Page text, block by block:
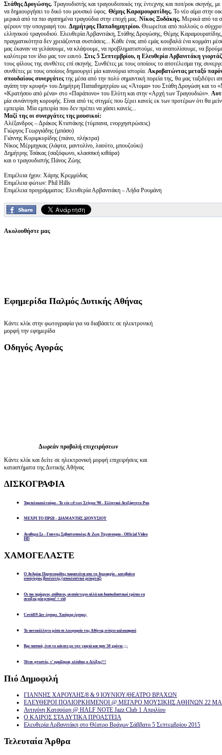
Στάθης Δρογώσης. Τραγουδιστής και τραγουδοποιός της έντεχνης και ποπ/ροκ σκηνής,
να δημιουργήσει το δικό του μουσικό ύφος. Θέμης Καραμουρατίδης. Το νέο αίμα στην
μερικά από τα πιο αγαπημένα τραγούδια στην εποχή μας. Νίκος Ξυδάκης. Μερικά από τα
φέρουν την υπογραφή του. Δημήτρης Παπαδημητρίου. Θεωρείται από πολλούς ο
ελληνικού τραγουδιού. Ελευθερία Αρβανιτάκη, Στάθης Δρογώσης, Θέμης
πραγματικότητα δεν χρειάζονται συστάσεις... Κάθε ένας από εμάς κουβαλά ένα κομμάτι
μας έκαναν να γελάσουμε, να κλάψουμε, να προβληματιστούμε, να αναπολίσουμε, να
καλύτερα τον ίδιο μας τον εαυτό. Στις 5 Σεπτεμβρίου, η Ελευθερία Αρβανιτάκη
τους φίλους της συνθέτες επί σκηνής. Συνθέτες με τους οποίους το αποτέλεσμα της
συνθέτες με τους οποίους δημιουργεί μία καινούρια ιστορία. Ακροβατώντας μεταξύ
σπουδαίους συνεργάτες της μέσα από την πολύ σημαντική πορεία της, θα μας
αγάπη την κρυφή» του Δημήτρη Παπαδημητρίου ως «Άτομα» του Στάθη Δρογώση και το
«Κρατήσου από μένα» στο «Παράπονο» του Ελύτη και στην «Αρχή των Τραγουδιών».
μία συνάντηση κορυφής. Είναι από τις στιγμές που ξέρει κανείς εκ των προτέρων ότι θα
εμπειρία. Μία εμπειρία που δεν πρέπει να χάσει κανείς...
Μαζί της οι συνεργάτες της μουσικοί:
Αλέξανδρος – Δράκος Κτιστάκης (τύμπανα, ενορχηστρώσεις)
Γιώργος Γεωργιάδης (μπάσο)
Γιάννης Κυριμκυρίδης (πιάνο, πλήκτρα)
Νίκος Μέρμηγκας (λάφτα, μαντολίνο, λαούτο, μπουζούκι)
Δημήτρης Τσάκας (σαξόφωνο, κλασσική κιθάρα)
και ο τραγουδιστής Πάνος Ζώης
Επιμέλεια ήχου: Χάρης Κρεμμύδας
Επιμέλεια φώτων: Phil Hills
Επιμέλεια προγράμματος: Ελευθερία Αρβανιτάκη – Λήδα Ρουμάνη
Ακολουθήστε μας
Εφημερίδα Παλμός Δυτικής Αθήνας
Κάντε κλίκ στην φωτογραφία για να διαβάσετε σε ηλεκτρονική
μορφή την εφημερίδα
Οδηγός Αγοράς
Δωρεάν προβολή επιχειρήσεων
Κάντε κλίκ και δείτε σε ηλεκτρονική μορφή επιχειρήσεις και
καταστήματα της Δυτικής Αθήνας
ΔΙΣΚΟΓΡΑΦΙΑ
Ταμπελοκουλτούρα - Το νέο cd των Στίγμα '90 - Ελληνικό Ανεξάρτητο Ροκ
ΜΕΧΡΙ ΤΟ ΠΡΩΙ - ΔΙΑΜΑΝΤΗΣ ΔΙΟΝΥΣΙΟΥ
Αναθεμα Σε - Γιαννης Σεβαστοπουλος & Ζωη Τηγανουρια - Official Video
HD
ΧΑΜΟΓΕΛΑΣΤΕ
Ο Ανδρέας Παχατουρίδης παραιτείται απο τη δημαρχία - κατεβαίνει
υποψήφιος βουλευτής (αποκλειστικό ρεπορτάζ)
Οι πιο περίεργοι, απίθανοι, αναπάντεχοι αλλά και διασκεδαστικοί τρόποι να
ανοίξεις μία μπύρα! + vid
Covid19 Δεν έχουμε. Χιούμορ έχουμε;
Το αυτοκόλλητο μέσα σε λεωφορείο της Αθήνας ενόψει καλοκαιριού
Βρε παππού, έτσι το κάνατε με την γιαγιά και πριν 50 χρόνια ;;;
Ήταν φτυστός, τ’ ορκίζομαι, ολόιδιος ο Αλέξης!!!
Πιό Δημοφιλή
ΓΙΑΝΝΗΣ ΧΑΡΟΥΛΗΣ/8 & 9 ΙΟΥΝΙΟΥ/ΘΕΑΤΡΟ ΒΡΑΧΩΝ
ΕΛΕΥΘΕΡΟΙ ΠΟΛΙΟΡΚΗΜΕΝΟΙ @ ΜΕΓΑΡΟ ΜΟΥΣΙΚΗΣ ΑΘΗΝΩΝ 22
Αντιγόνη Κατσούρη @ HALF NOTE Jazz Club 1 Απριλίου
Ο ΚΑΙΡΟΣ ΣΤΑ ΔΥΤΙΚΑ ΠΡΟΑΣΤΕΙΑ
Ελευθερία Αρβανιτάκη στο Θέατρο Βράχων Σάββατο 5 Σεπτεμβρίου 2015
Τελευταία Άρθρα